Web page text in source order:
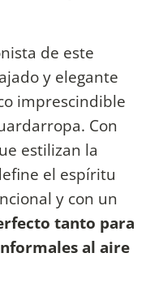
de este
y elegante
imprescindible
Con
estilizan la
el espíritu
y con un
tanto para
al aire